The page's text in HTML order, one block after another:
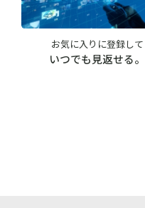
お気に入りに登録して
いつでも見返せる。